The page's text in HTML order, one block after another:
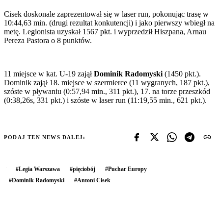
Cisek doskonale zaprezentował się w laser run, pokonując trasę w
10:44,63 min. (drugi rezultat konkutencji) i jako pierwszy wbiegł na
metę. Legionista uzyskał 1567 pkt. i wyprzedził Hiszpana, Arnau
Pereza Pastora o 8 punktów.
11 miejsce w kat. U-19 zająłDominik Radomyski (1450 pkt.).
Dominik zajął 18. miejsce w szermierce (11 wygranych, 187 pkt.),
szóste w pływaniu (0:57,94 min., 311 pkt.), 17. na torze przeszkód
(0:38,26s, 331 pkt.) i szóste w laser run (11:19,55 min., 621 pkt.).
PODAJ TEN NEWS DALEJ:
#Legia Warszawa #pięciobój #Puchar Europy
#Dominik Radomyski #Antoni Cisek